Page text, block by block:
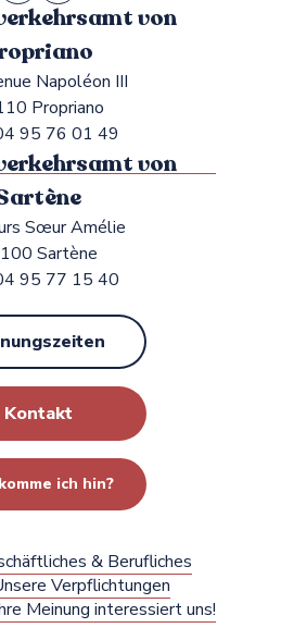
von
Napoléon III
Propriano
95 76 01 49
von
Sœur Amélie
Sartène
95 77 15 40
Kontakt
ich hin?
& Berufliches
Verpflichtungen
Meinung interessiert uns!